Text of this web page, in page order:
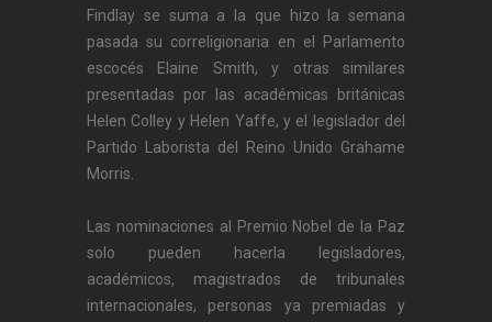
Findlay se suma a la que hizo la semana
pasada su correligionaria en el Parlamento
escocés Elaine Smith, y otras similares
presentadas por las académicas británicas
Helen Colley y Helen Yaffe, y el legislador del
Partido Laborista del Reino Unido Grahame
Morris.
Las nominaciones al Premio Nobel de la Paz
solo pueden hacerla legisladores,
académicos, magistrados de tribunales
internacionales, personas ya premiadas y